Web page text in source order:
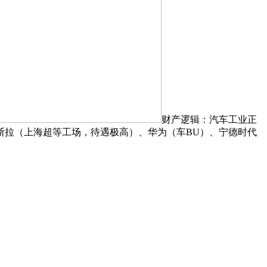
财产逻辑：汽车工业正
（上海超等工场，待遇极高）、华为（车BU）、宁德时代